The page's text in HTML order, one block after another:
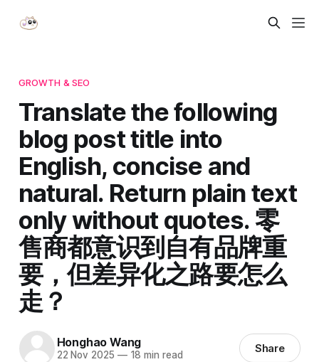
GROWTH & SEO
Translate the following
blog post title into
English, concise and
natural. Return plain text
only without quotes. 零
售商都意识到自有品牌重
要，但差异化之路要怎么
走？
Honghao Wang
22 Nov 2025 —18 min read Share